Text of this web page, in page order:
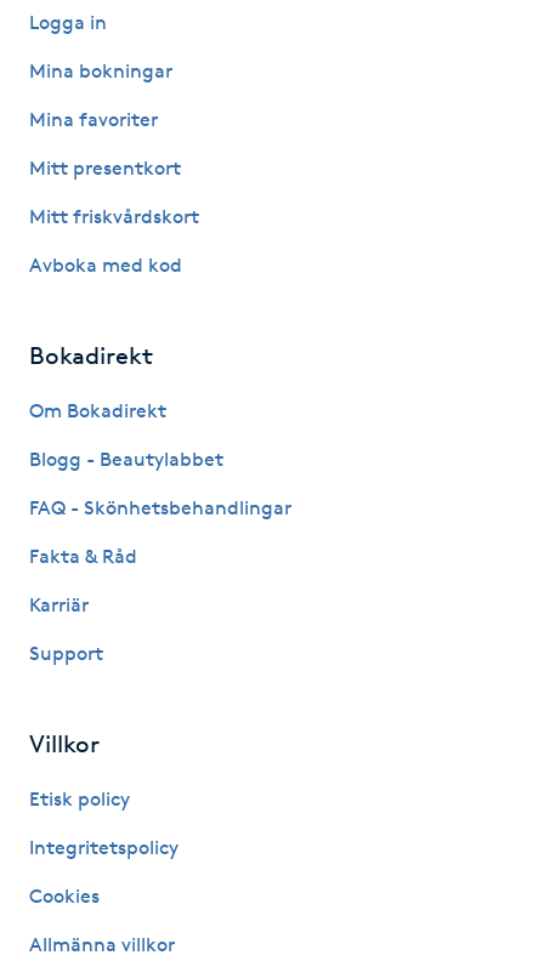
Katun fransar
Keratinbehandling
Kinesiologi
Kiropraktik
Klangmassage
Klippning
Klippning & Slingor
Koppningsmassage
Logga in
Mina bokningar
Mina favoriter
Mitt presentkort
Mitt friskvårdskort
Avboka med kod
Bokadirekt
Om Bokadirekt
Blogg - Beautylabbet
FAQ - Skönhetsbehandlingar
Fakta & Råd
Karriär
Support
Villkor
Etisk policy
Integritetspolicy
Cookies
Allmänna villkor